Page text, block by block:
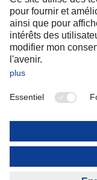
Spain
Sweden
Switzerland(DE FR)
Turkey
OCEANIA